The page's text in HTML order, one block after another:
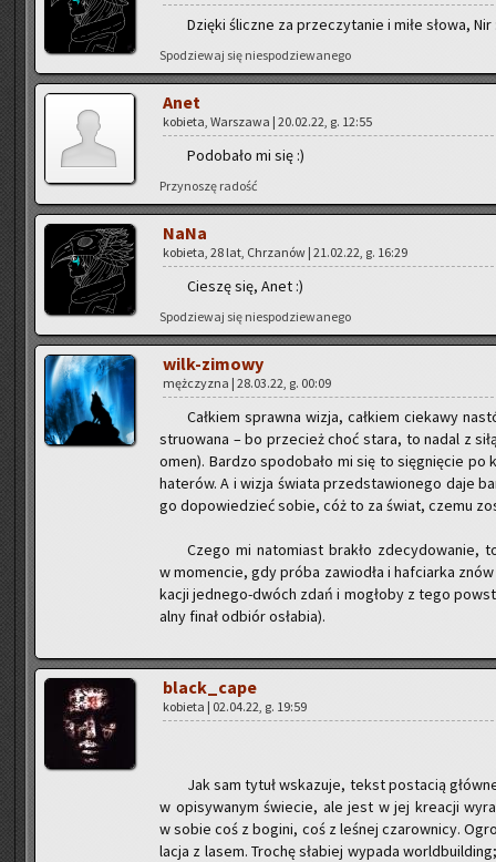
Dzię­ki ślicz­ne za prze­czy­ta­nie i miłe słowa,
Spo­dzie­waj się nie­spo­dzie­wa­ne­go
Anet
ko­bie­ta, War­sza­wa | 20.02.22, g. 12:55
Po­do­ba­ło mi się :)
Przy­no­szę ra­dość
NaNa
ko­bie­ta, 28 lat, Chrza­nów | 21.02.22, g. 16:29
Cie­szę się, Anet :)
Spo­dzie­waj się nie­spo­dzie­wa­ne­go
wilk-zi­mo­wy
męż­czy­zna | 28.03.22, g. 00:09
Cał­kiem spraw­na wizja, cał­kiem cie­ka­wy
stru­owa­na – bo prze­cież choć stara, to nadal z
omen). Bar­dzo spodo­ba­ło mi się to się­gnię­cie
ha­te­rów. A i wizja świa­ta przed­sta­wio­ne­go daje
go do­po­wie­dzieć sobie, cóż to za świat, czemu
Czego mi na­to­miast bra­kło zde­cy­do­wa­nie,
w mo­men­cie, gdy próba za­wio­dła i haf­ciar­ka
ka­cji jed­ne­go-dwóch zdań i mo­gło­by z tego
al­ny finał od­biór osła­bia).
black_ca­pe
ko­bie­ta | 02.04.22, g. 19:59
Jak sam tytuł wska­zu­je, tekst po­sta­cią
w opi­sy­wa­nym świe­cie, ale jest w jej kre­acji
w sobie coś z bo­gi­ni, coś z le­śnej cza­row­ni­cy.
la­cja z lasem. Tro­chę sła­biej wy­pa­da